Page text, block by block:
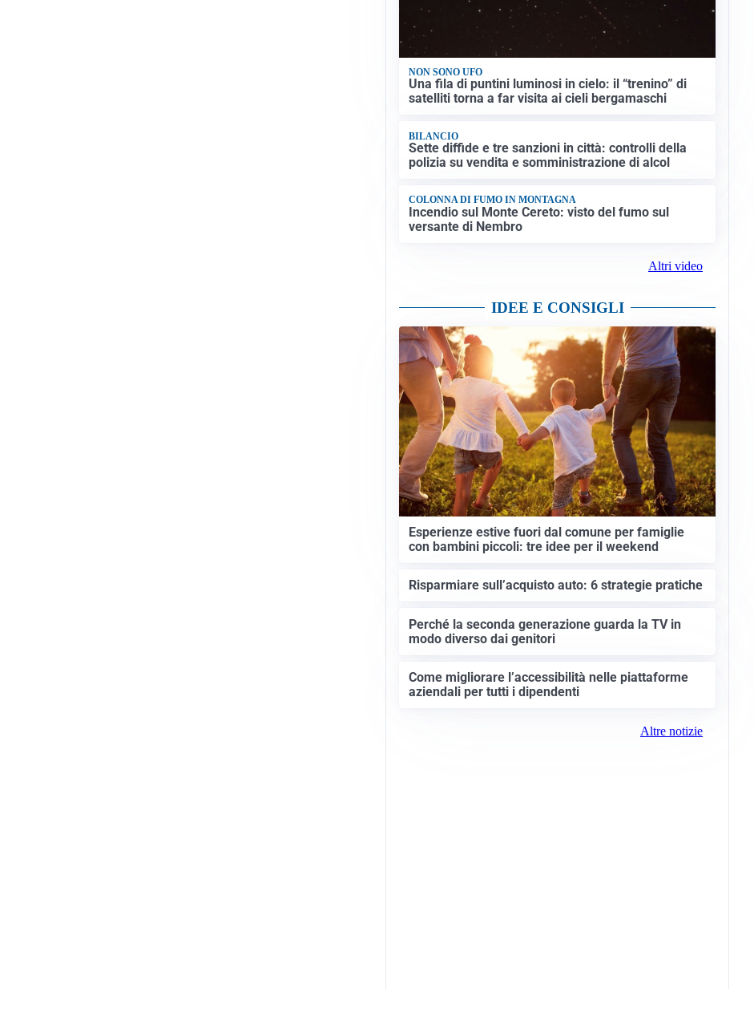
NON SONO UFO
Una fila di puntini luminosi in cielo: il “trenino” di
satelliti torna a far visita ai cieli bergamaschi
BILANCIO
Sette diffide e tre sanzioni in città: controlli della
polizia su vendita e somministrazione di alcol
COLONNA DI FUMO IN MONTAGNA
Incendio sul Monte Cereto: visto del fumo sul
versante di Nembro
Altri video
IDEE E CONSIGLI
Esperienze estive fuori dal comune per famiglie
con bambini piccoli: tre idee per il weekend
Risparmiare sull’acquisto auto: 6 strategie pratiche
Perché la seconda generazione guarda la TV in
modo diverso dai genitori
Come migliorare l’accessibilità nelle piattaforme
aziendali per tutti i dipendenti
Altre notizie